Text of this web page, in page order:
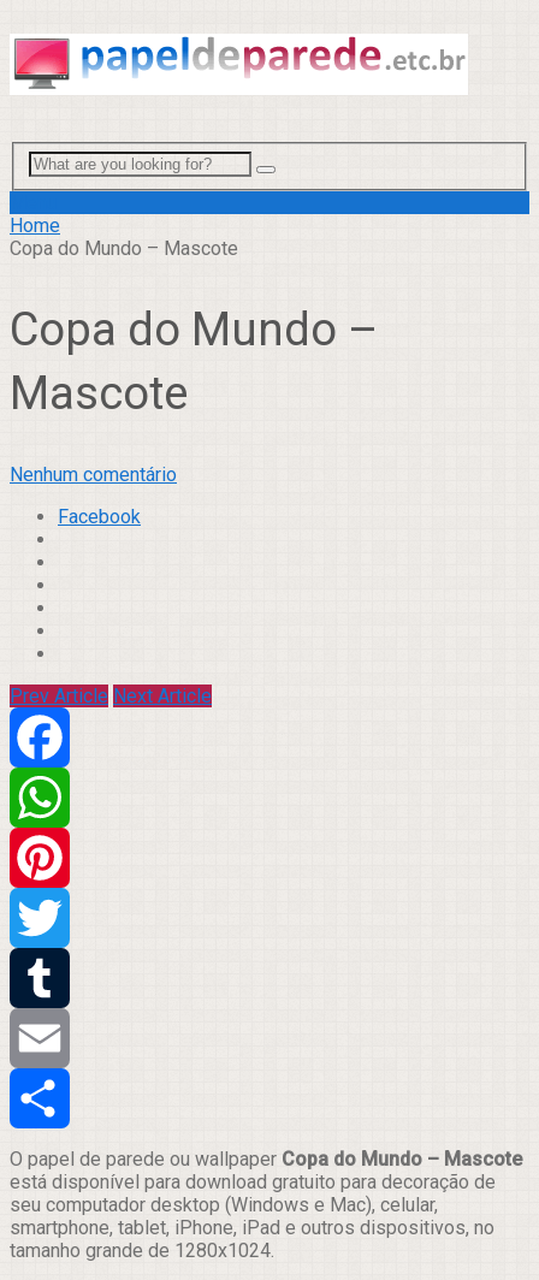
Home
Copa do Mundo – Mascote
Copa do Mundo –
Mascote
Nenhum comentário
Facebook
Prev Article Next Article
Facebook
WhatsApp
Pinterest
Twitter
Tumblr
Email
Compartilhar
O papel de parede ou wallpaper Copa do Mundo – Mascote
está disponível para download gratuito para decoração de
seu computador desktop (Windows e Mac), celular,
smartphone, tablet, iPhone, iPad e outros dispositivos, no
tamanho grande de 1280x1024.